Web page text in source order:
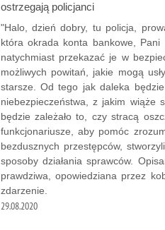
ostrzegają policjanci
"Halo, dzień dobry, tu policja,
która okrada konta bankowe,
natychmiast przekazać je w
możliwych powitań, jakie mogą
starsze. Od tego jak daleka
niebezpieczeństwa, z jakim wiąże
będzie zależało to, czy stracą
funkcjonariusze, aby pomóc
bezdusznych przestępców,
sposoby działania sprawców.
prawdziwa, opowiedziana przez
zdarzenie.
29.08.2020